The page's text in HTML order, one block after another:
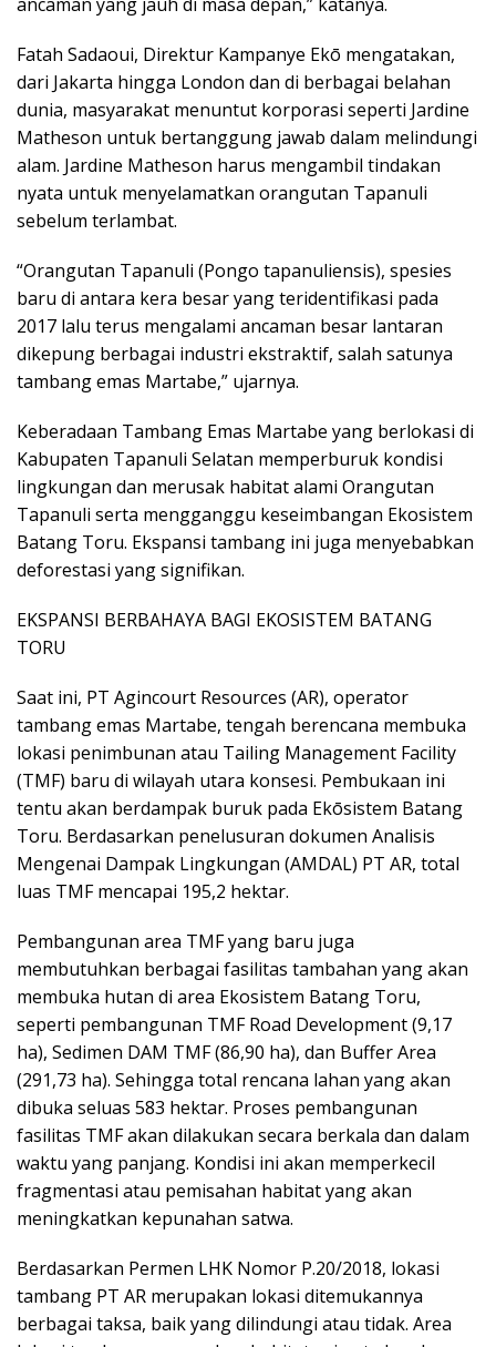
Fatah Sadaoui, Direktur Kampanye Ekō mengatakan,
dari Jakarta hingga London dan di berbagai belahan
dunia, masyarakat menuntut korporasi seperti Jardine
Matheson untuk bertanggung jawab dalam melindungi
alam. Jardine Matheson harus mengambil tindakan
nyata untuk menyelamatkan orangutan Tapanuli
sebelum terlambat.
“Orangutan Tapanuli (Pongo tapanuliensis), spesies
baru di antara kera besar yang teridentifikasi pada
2017 lalu terus mengalami ancaman besar lantaran
dikepung berbagai industri ekstraktif, salah satunya
tambang emas Martabe,” ujarnya.
Keberadaan Tambang Emas Martabe yang berlokasi di
Kabupaten Tapanuli Selatan memperburuk kondisi
lingkungan dan merusak habitat alami Orangutan
Tapanuli serta mengganggu keseimbangan Ekosistem
Batang Toru. Ekspansi tambang ini juga menyebabkan
deforestasi yang signifikan.
EKSPANSI BERBAHAYA BAGI EKOSISTEM BATANG
TORU
Saat ini, PT Agincourt Resources (AR), operator
tambang emas Martabe, tengah berencana membuka
lokasi penimbunan atau Tailing Management Facility
(TMF) baru di wilayah utara konsesi. Pembukaan ini
tentu akan berdampak buruk pada Ekōsistem Batang
Toru. Berdasarkan penelusuran dokumen Analisis
Mengenai Dampak Lingkungan (AMDAL) PT AR, total
luas TMF mencapai 195,2 hektar.
Pembangunan area TMF yang baru juga
membutuhkan berbagai fasilitas tambahan yang akan
membuka hutan di area Ekosistem Batang Toru,
seperti pembangunan TMF Road Development (9,17
ha), Sedimen DAM TMF (86,90 ha), dan Buffer Area
(291,73 ha). Sehingga total rencana lahan yang akan
dibuka seluas 583 hektar. Proses pembangunan
fasilitas TMF akan dilakukan secara berkala dan dalam
waktu yang panjang. Kondisi ini akan memperkecil
fragmentasi atau pemisahan habitat yang akan
meningkatkan kepunahan satwa.
Berdasarkan Permen LHK Nomor P.20/2018, lokasi
tambang PT AR merupakan lokasi ditemukannya
berbagai taksa, baik yang dilindungi atau tidak. Area